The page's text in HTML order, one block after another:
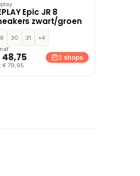
Epic JR 8
zwart/groen
30 31
+4
€ 79,95
2 shops